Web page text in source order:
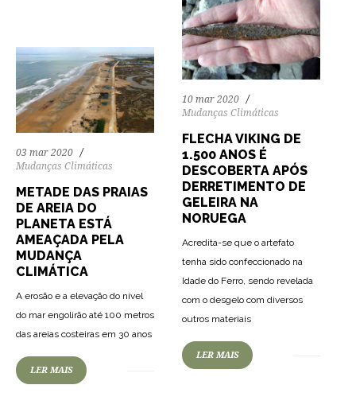
10 mar 2020
Mudanças Climáticas
FLECHA VIKING DE
1.500 ANOS É
DESCOBERTA APÓS
DERRETIMENTO DE
GELEIRA NA
NORUEGA
Acredita-se que o artefato
tenha sido confeccionado na
Idade do Ferro, sendo revelada
com o desgelo com diversos
outros materiais
LER MAIS
03 mar 2020
Mudanças Climáticas
METADE DAS PRAIAS
DE AREIA DO
PLANETA ESTÁ
AMEAÇADA PELA
MUDANÇA
CLIMÁTICA
A erosão e a elevação do nível
do mar engolirão até 100 metros
das areias costeiras em 30 anos
LER MAIS